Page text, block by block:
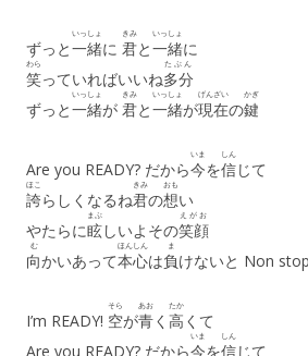
ずっと一緒
いっしょ
に 君
きみ
と一緒
いっしょ
に
笑
わら
っていればいいね多分
たぶん
ずっと一緒
いっしょ
が 君
きみ
と一緒
いっしょ
が現在
げんざい
の鍵
かぎ
Are you READY? だから今
いま
を信
しん
じて
誇
ほこ
らしくなるね君
きみ
の想
おも
い
やたらに眩
まぶ
しいよその笑顔
えがお
向
む
かいあって本心
ほんしん
は負
ま
けないと Non
I’m READY! 空
そら
が青
あお
く 高
たか
くて
Are you READY? だから今
いま
を信
しん
じて